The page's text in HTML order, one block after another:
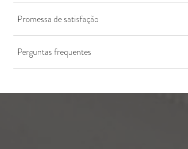
Promessa de satisfação
Perguntas frequentes